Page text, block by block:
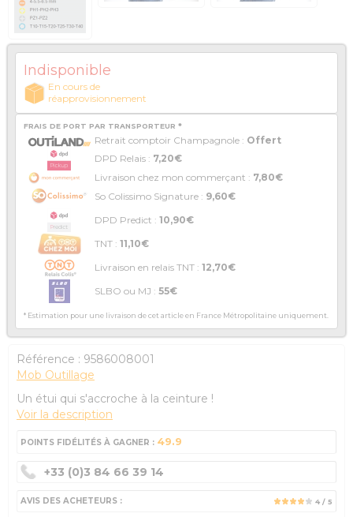
Indisponible
En cours de
réapprovisionnement
FRAIS DE PORT PAR TRANSPORTEUR *
Retrait comptoir Champagnole : Offert
DPD Relais : 7,20€
Livraison chez mon commerçant : 7,80€
So Colissimo Signature : 9,60€
DPD Predict : 10,90€
TNT : 11,10€
Livraison en relais TNT : 12,70€
SLBO ou MJ : 55€
* Estimation pour une livraison de cet article en France Métropolitaine uniquement.
Référence : 9586008001
Mob Outillage
Un étui qui s'accroche à la ceinture !
Voir la description
POINTS FIDÉLITÉS À GAGNER : 49.9
+33 (0)3 84 66 39 14
AVIS DES ACHETEURS : 4 / 5